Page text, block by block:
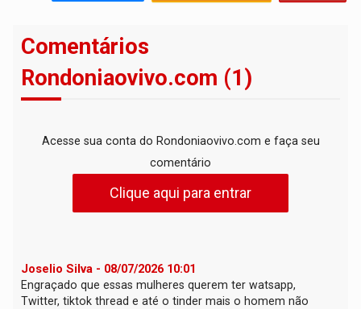
Comentários
Rondoniaovivo.com (1)
Acesse sua conta do Rondoniaovivo.com e faça seu
comentário
Clique aqui para entrar
Joselio Silva - 08/07/2026 10:01
Engraçado que essas mulheres querem ter watsapp,
Twitter, tiktok thread e até o tinder mais o homem não